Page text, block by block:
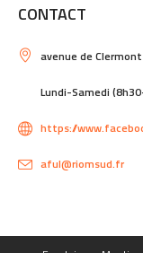
CONTACT
avenue de
Lundi-Samedi
https://
aful@riomsud.fr